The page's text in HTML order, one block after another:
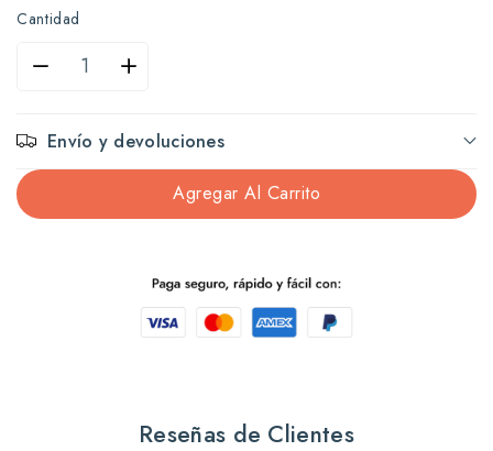
Cantidad
Reducir
cantidad
para
Cancún
Aumentar
cantidad
para
Cancún
Jugo
de
24
Envío y devoluciones
Agregar Al Carrito
Reseñas de Clientes